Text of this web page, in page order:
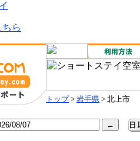
ら
トップ> 岩手県 > 北上市